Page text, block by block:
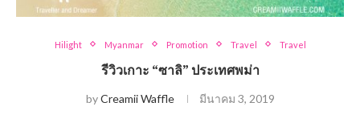
Hilight Myanmar Promotion Travel Travel
รีวิวเกาะ “ซาลิ” ประเทศพม่า
byCreamii Waffle มีนาคม 3, 2019